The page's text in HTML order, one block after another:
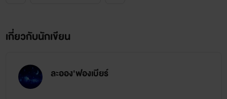
เกี่ยวกับนักเขียน
ละออง'ฟองเบียร์